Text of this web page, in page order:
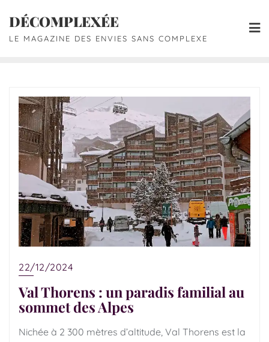
DÉCOMPLEXÉE
LE MAGAZINE DES ENVIES SANS COMPLEXE
22/12/2024
Val Thorens : un paradis familial au
sommet des Alpes
Nichée à 2 300 mètres d’altitude, Val Thorens est la